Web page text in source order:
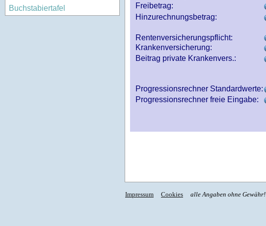
Buchstabiertafel
Freibetrag:
Hinzurechnungsbetrag:
Rentenversicherungspflicht:
Krankenversicherung:
Beitrag private Krankenvers.:
Progressionsrechner Standardwerte:
Progressionsrechner freie Eingabe:
Impressum Cookies alle Angaben ohne Gewähr!